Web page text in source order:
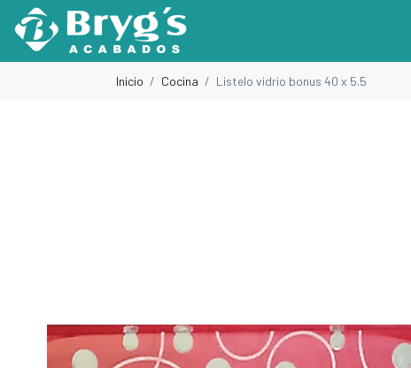
Inicio Cocina Listelo vidrio bonus 40 x 5.5